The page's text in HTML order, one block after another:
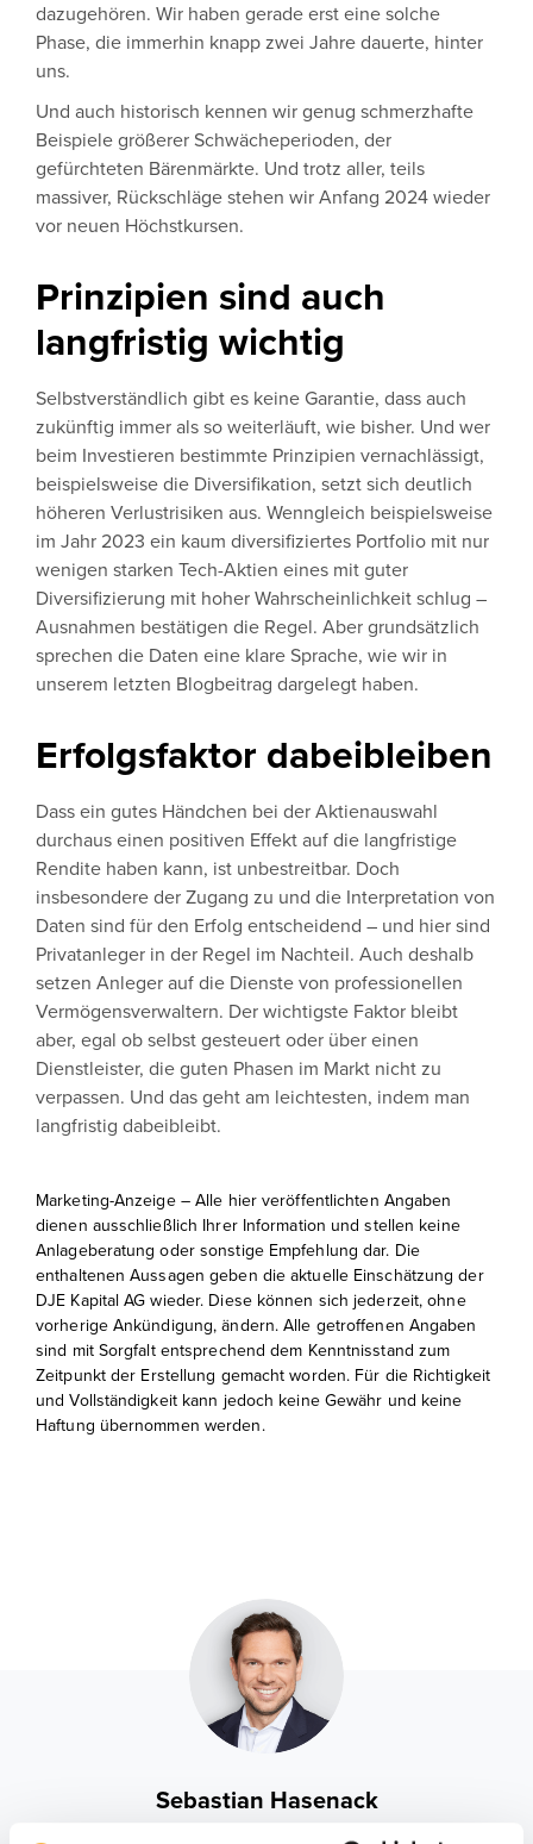
dazugehören. Wir haben gerade erst eine solche
Phase, die immerhin knapp zwei Jahre dauerte, hinter
uns.
Und auch historisch kennen wir genug schmerzhafte
Beispiele größerer Schwächeperioden, der
gefürchteten Bärenmärkte. Und trotz aller, teils
massiver, Rückschläge stehen wir Anfang 2024 wieder
vor neuen Höchstkursen.
Prinzipien sind auch
langfristig wichtig
Selbstverständlich gibt es keine Garantie, dass auch
zukünftig immer als so weiterläuft, wie bisher. Und wer
beim Investieren bestimmte Prinzipien vernachlässigt,
beispielsweise die Diversifikation, setzt sich deutlich
höheren Verlustrisiken aus. Wenngleich beispielsweise
im Jahr 2023 ein kaum diversifiziertes Portfolio mit nur
wenigen starken Tech-Aktien eines mit guter
Diversifizierung mit hoher Wahrscheinlichkeit schlug –
Ausnahmen bestätigen die Regel. Aber grundsätzlich
sprechen die Daten eine klare Sprache, wie wir in
unserem letzten Blogbeitrag dargelegt haben.
Erfolgsfaktor dabeibleiben
Dass ein gutes Händchen bei der Aktienauswahl
durchaus einen positiven Effekt auf die langfristige
Rendite haben kann, ist unbestreitbar. Doch
insbesondere der Zugang zu und die Interpretation von
Daten sind für den Erfolg entscheidend – und hier sind
Privatanleger in der Regel im Nachteil. Auch deshalb
setzen Anleger auf die Dienste von professionellen
Vermögensverwaltern. Der wichtigste Faktor bleibt
aber, egal ob selbst gesteuert oder über einen
Dienstleister, die guten Phasen im Markt nicht zu
verpassen. Und das geht am leichtesten, indem man
langfristig dabeibleibt.
Marketing-Anzeige – Alle hier veröffentlichten Angaben
dienen ausschließlich Ihrer Information und stellen keine
Anlageberatung oder sonstige Empfehlung dar. Die
enthaltenen Aussagen geben die aktuelle Einschätzung der
DJE Kapital AG wieder. Diese können sich jederzeit, ohne
vorherige Ankündigung, ändern. Alle getroffenen Angaben
sind mit Sorgfalt entsprechend dem Kenntnisstand zum
Zeitpunkt der Erstellung gemacht worden. Für die Richtigkeit
und Vollständigkeit kann jedoch keine Gewähr und keine
Haftung übernommen werden.
Sebastian Hasenack